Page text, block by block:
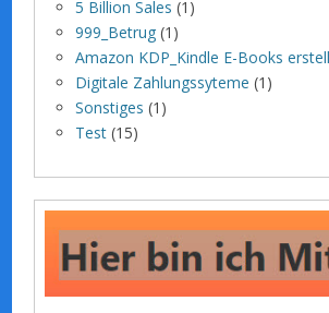
5 Billion Sales (1)
999_Betrug (1)
Amazon KDP_Kindle E-Books
Digitale Zahlungssyteme (1)
Sonstiges (1)
Test (15)